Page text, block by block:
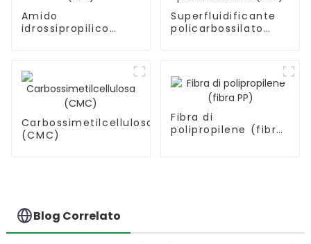
Amido
idrossipropilico
Superfluidificante
policarbossilato
Carbossimetilcellulosa
(CMC)
Fibra di
polipropilene (fibra
Blog Correlato